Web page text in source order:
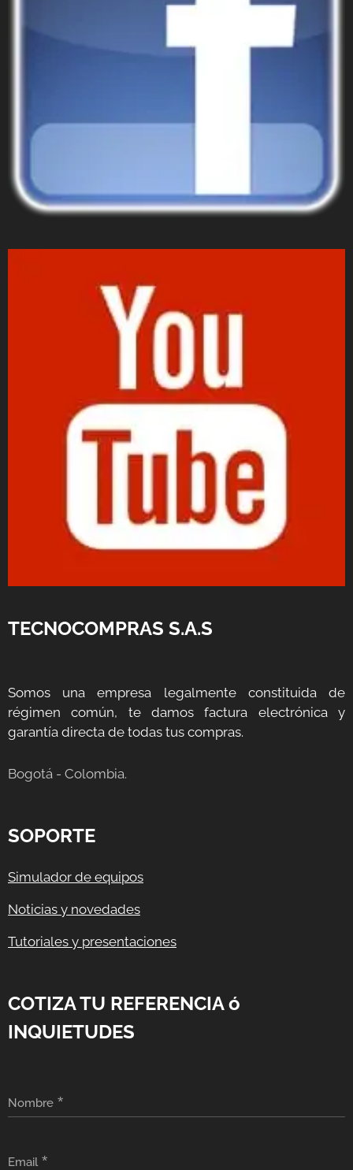
TECNOCOMPRAS S.A.S
Somos una empresa legalmente constituida de
régimen común, te damos factura electrónica y
garantía directa de todas tus compras.
Bogotá - Colombia.
SOPORTE
Simulador de equipos
Noticias y novedades
Tutoriales y presentaciones
COTIZA TU REFERENCIA ó
INQUIETUDES
Nombre
Email